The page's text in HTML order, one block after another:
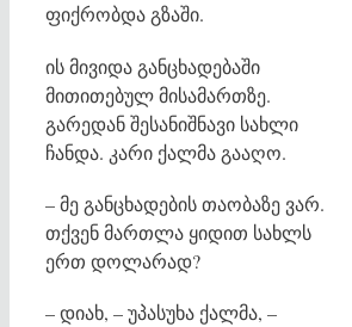
ფიქრობდა გზაში.
ის მივიდა განცხადებაში
მითითებულ მისამართზე.
გარედან შესანიშნავი სახლი
ჩანდა. კარი ქალმა გააღო.
– მე განცხადების თაობაზე ვარ.
თქვენ მართლა ყიდით სახლს
ერთ დოლარად?
– დიახ, – უპასუხა ქალმა, –